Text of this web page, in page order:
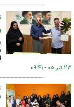
۲۳ تیر ۰۵ - ۰۹:۴۱